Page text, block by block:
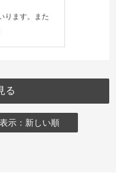
ります。また
る
表示：新しい順